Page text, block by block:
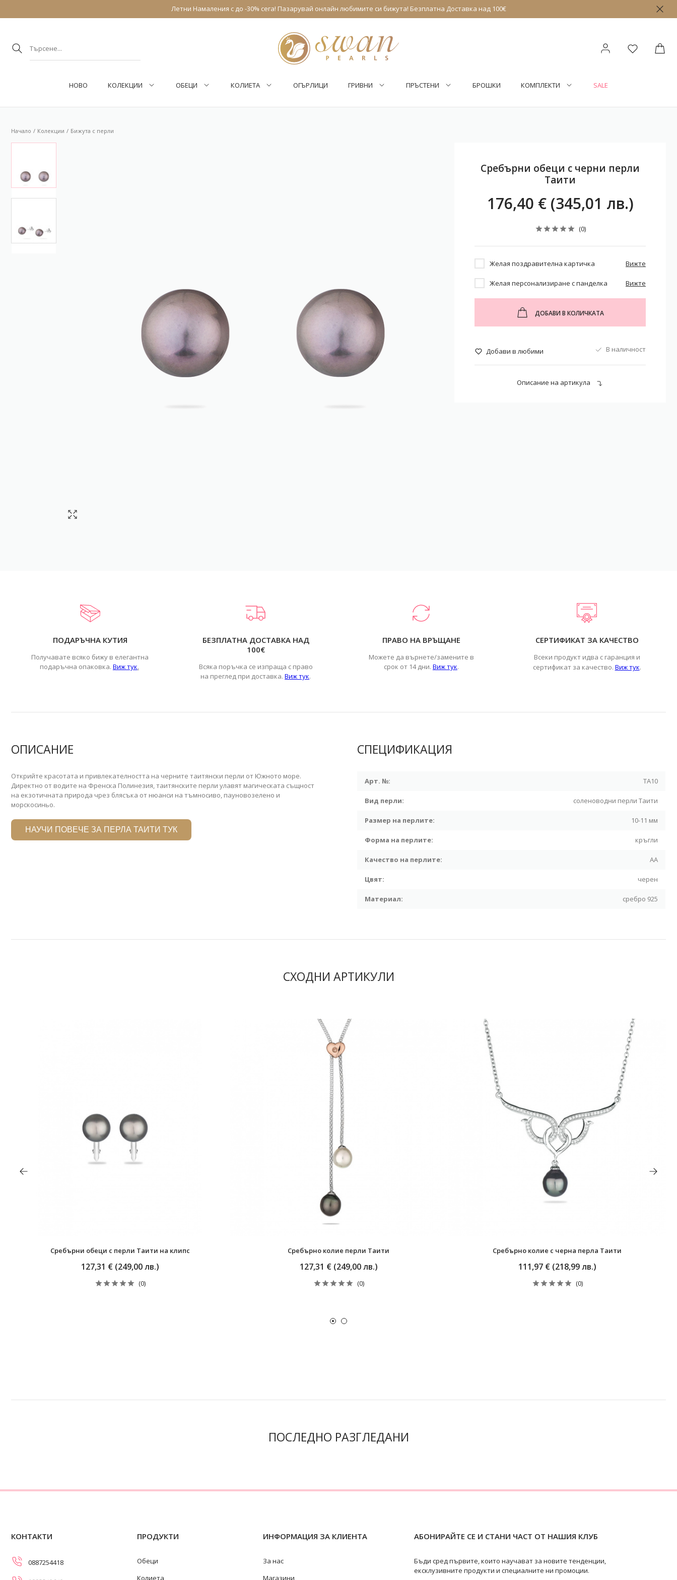
Летни Намаления с до -30% сега! Пазарувай онлайн любимите си бижута! Безплатна Доставка над 100€
НОВО КОЛЕКЦИИ ОБEЦИ КОЛИЕТА ОГЪРЛИЦИ ГРИВНИ ПРЪСТЕНИ БРОШКИ КОМПЛЕКТИ SALE
Начало Колекции Бижута с перли
Сребърни обеци с черни перли
Таити
176,40 € (345,01 лв.)
(0)
Желая поздравителна картичка Вижте
Желая персонализиране с панделка Вижте
ДОБАВИ В КОЛИЧКАТА
Добави в любими В наличност
Описание на артикула
ПОДАРЪЧНА КУТИЯ
Получавате всяко бижу в елегантна
подаръчна опаковка. Виж тук.
БЕЗПЛАТНА ДОСТАВКА НАД
100€
Всяка поръчка се изпраща с право
на преглед при доставка.Виж тук.
ПРАВО НА ВРЪЩАНЕ
Можете да върнете/замените в
срок от 14 дни. Виж тук.
СЕРТИФИКАТ ЗА КАЧЕСТВО
Всеки продукт идва с гаранция и
сертификат за качество. Виж тук.
ОПИСАНИЕ
Открийте красотата и привлекателността на черните таитянски перли от Южното море.
Директно от водите на Френска Полинезия, таитянските перли улавят магическата същност
на екзотичната природа чрез блясъка от нюанси на тъмносиво, пауновозелено и
морскосиньо.
НАУЧИ ПОВЕЧЕ ЗА ПЕРЛА ТАИТИ ТУК
СПЕЦИФИКАЦИЯ
Арт. №: TA10
Вид перли: соленоводни перли Таити
Размер на перлите: 10-11 мм
Форма на перлите: кръгли
Качество на перлите: AА
Цвят: черен
Материал: сребро 925
СХОДНИ АРТИКУЛИ
Сребърни обeци с перли Таити на клипс
127,31 € (249,00 лв.)
(0)
Сребърно колие перли Таити
127,31 € (249,00 лв.)
(0)
Сребърно колие с черна перла Таити
111,97 € (218,99 лв.)
(0)
ПОСЛЕДНО РАЗГЛЕДАНИ
КОНТАКТИ
0887254418
ПРОДУКТИ
Обеци
Колиета
ИНФОРМАЦИЯ ЗА КЛИЕНТА
За нас
Магазини
АБОНИРАЙТЕ СЕ И СТАНИ ЧАСТ ОТ НАШИЯ КЛУБ
Бъди сред първите, които научават за новите тенденции,
ексклузивните продукти и специалните ни промоции.